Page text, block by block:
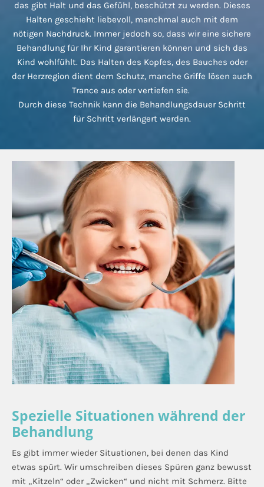
das gibt Halt und das Gefühl, beschützt zu werden. Dieses
Halten geschieht liebevoll, manchmal auch mit dem
nötigen Nachdruck. Immer jedoch so, dass wir eine sichere
Behandlung für Ihr Kind garantieren können und sich das
Kind wohlfühlt. Das Halten des Kopfes, des Bauches oder
der Herzregion dient dem Schutz, manche Griffe lösen auch
Trance aus oder vertiefen sie.
Durch diese Technik kann die Behandlungsdauer Schritt
für Schritt verlängert werden.
Spezielle Situationen während der
Behandlung
Es gibt immer wieder Situationen, bei denen das Kind
etwas spürt. Wir umschreiben dieses Spüren ganz bewusst
mit „Kitzeln“ oder „Zwicken“ und nicht mit Schmerz. Bitte